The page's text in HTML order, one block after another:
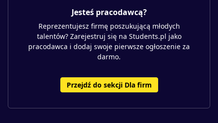
Jesteś pracodawcą?
Reprezentujesz firmę poszukującą młodych
talentów? Zarejestruj się na Students.pl jako
pracodawca i dodaj swoje pierwsze ogłoszenie za
darmo.
Przejdź do sekcji Dla firm